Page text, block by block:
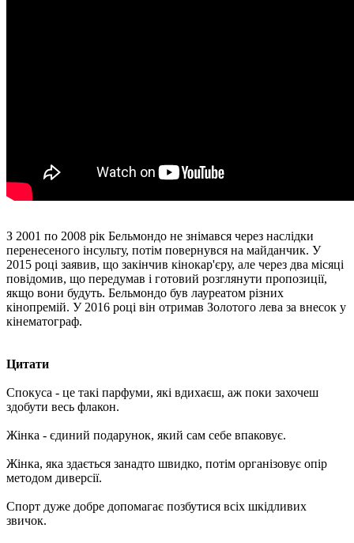
З 2001 по 2008 рік Бельмондо не знімався через наслідки
перенесеного інсульту, потім повернувся на майданчик. У
2015 році заявив, що закінчив кінокар'єру, але через два місяці
повідомив, що передумав і готовий розглянути пропозиції,
якщо вони будуть. Бельмондо був лауреатом різних
кінопремій. У 2016 році він отримав Золотого лева за внесок у
кінематограф.
Цитати
Спокуса - це такі парфуми, які вдихаєш, аж поки захочеш
здобути весь флакон.
Жінка - єдиний подарунок, який сам себе впаковує.
Жінка, яка здається занадто швидко, потім організовує опір
методом диверсії.
Спорт дуже добре допомагає позбутися всіх шкідливих
звичок.